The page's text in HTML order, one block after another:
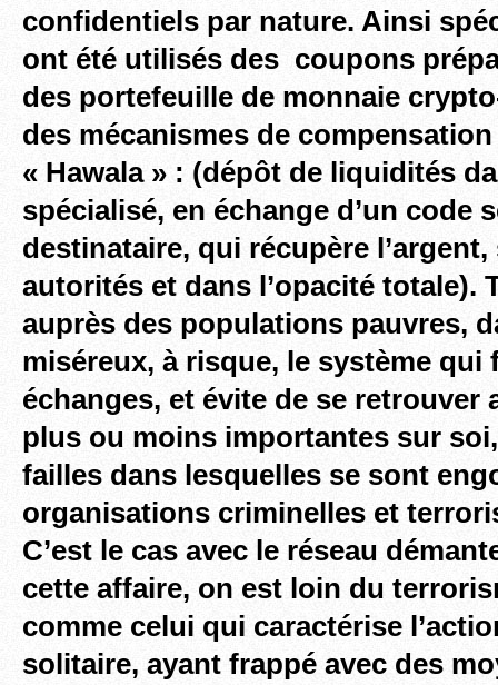
confidentiels par nature. Ainsi
ont été utilisés des coupons
des portefeuille de monnaie
des mécanismes de
« Hawala » : (dépôt de liquidités
spécialisé, en échange d’un code
destinataire, qui récupère
autorités et dans l’opacité totale).
auprès des populations pauvres,
miséreux, à risque, le système qui
échanges, et évite de se retrouver
plus ou moins importantes sur
failles dans lesquelles se sont
organisations criminelles et
C’est le cas avec le réseau
cette affaire, on est loin du
comme celui qui caractérise
solitaire, ayant frappé avec des